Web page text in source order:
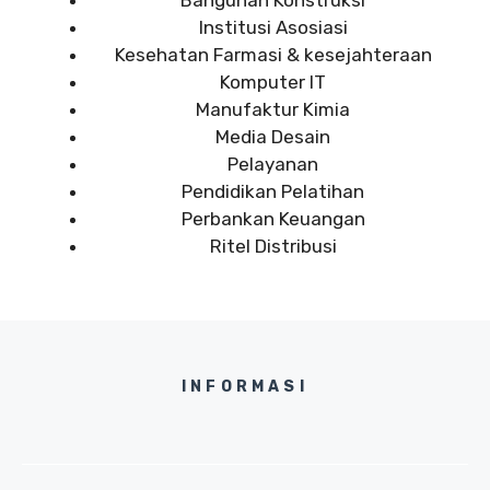
Institusi Asosiasi
Kesehatan Farmasi & kesejahteraan
Komputer IT
Manufaktur Kimia
Media Desain
Pelayanan
Pendidikan Pelatihan
Perbankan Keuangan
Ritel Distribusi
INFORMASI